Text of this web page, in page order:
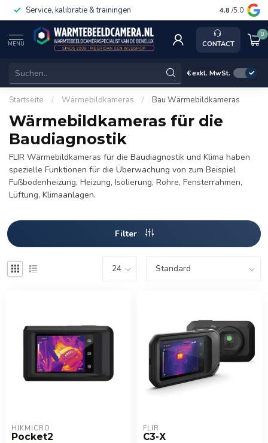
Service, kalibratie & trainingen 4.8 /5.0
MENU CONTACT
0
€exkl. MwSt.
Startseite / Wärmebildkameras / Bau Wärmebildkameras
Wärmebildkameras für die
Baudiagnostik
FLIR Wärmebildkameras für die Baudiagnostik und Klima haben
spezielle Funktionen für die Überwachung von zum Beispiel
Fußbodenheizung, Heizung, Isolierung, Rohre, Fensterrahmen,
Lüftung, Klimaanlagen.
Filter
HIKMICRO
Pocket2
FLIR
C3-X